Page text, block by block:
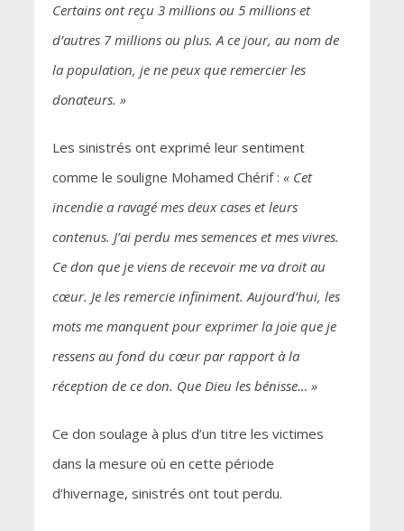
Certains ont reçu 3 millions ou 5 millions et
d’autres 7 millions ou plus. A ce jour, au nom de
la population, je ne peux que remercier les
donateurs. »
Les sinistrés ont exprimé leur sentiment
comme le souligne Mohamed Chérif : « Cet
incendie a ravagé mes deux cases et leurs
contenus. J’ai perdu mes semences et mes vivres.
Ce don que je viens de recevoir me va droit au
cœur. Je les remercie infiniment. Aujourd’hui, les
mots me manquent pour exprimer la joie que je
ressens au fond du cœur par rapport à la
réception de ce don. Que Dieu les bénisse… »
Ce don soulage à plus d’un titre les victimes
dans la mesure où en cette période
d’hivernage, sinistrés ont tout perdu.